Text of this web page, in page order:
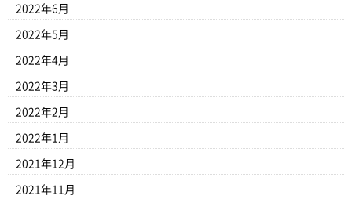
2022年6月
2022年5月
2022年4月
2022年3月
2022年2月
2022年1月
2021年12月
2021年11月